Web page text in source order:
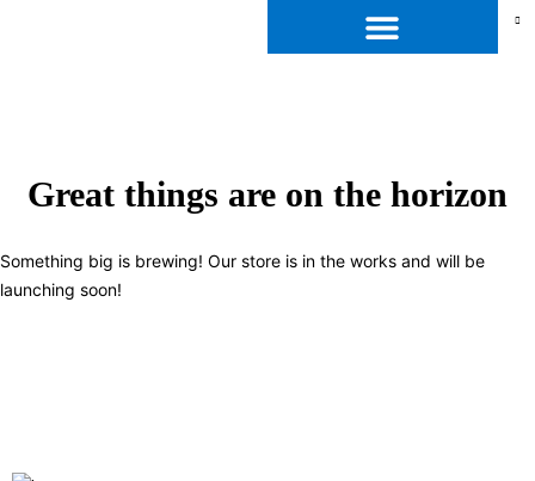
Great things are on the horizon
Something big is brewing! Our store is in the works and will be
launching soon!